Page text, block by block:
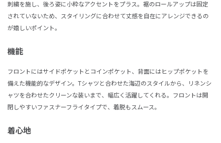
刺繍を施し、後ろ姿に小粋なアクセントをプラス。裾のロールアップは固定
されていないため、スタイリングに合わせて丈感を自在にアレンジできるの
が嬉しいポイント。
機能
フロントにはサイドポケットとコインポケット、背面にはヒップポケットを
備えた機能的なデザイン。Tシャツと合わせた海辺のスタイルから、リネンシ
ャツを合わせたクリーンな装いまで、幅広く活躍してくれる。フロントは開
閉しやすいファスナーフライタイプで、着脱もスムース。
着心地